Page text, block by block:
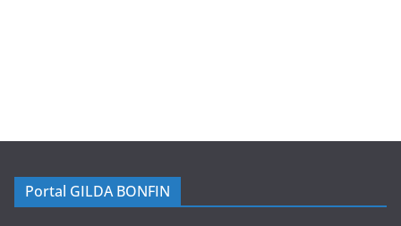
Portal GILDA BONFIN